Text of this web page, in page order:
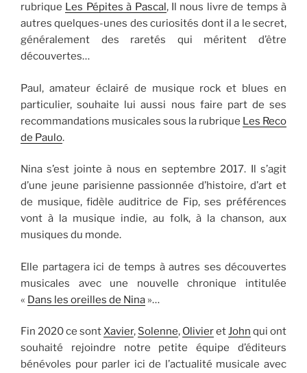
rubrique Les Pépites à Pascal , Il nous livre de temps à
autres quelques-unes des curiosités dont il a le secret,
généralement des raretés qui méritent d’être
découvertes…
Paul, amateur éclairé de musique rock et blues en
particulier, souhaite lui aussi nous faire part de ses
recommandations musicales sous la rubrique Les Reco
de Paulo.
Nina s’est jointe à nous en septembre 2017. Il s’agit
d’une jeune parisienne passionnée d’histoire, d’art et
de musique, fidèle auditrice de Fip, ses préférences
vont à la musique indie, au folk, à la chanson, aux
musiques du monde.
Elle partagera ici de temps à autres ses découvertes
musicales avec une nouvelle chronique intitulée
« Dans les oreilles de Nina »…
Fin 2020 ce sontXavier, Solenne, OlivieretJohn qui ont
souhaité rejoindre notre petite équipe d’éditeurs
bénévoles pour parler ici de l’actualité musicale avec